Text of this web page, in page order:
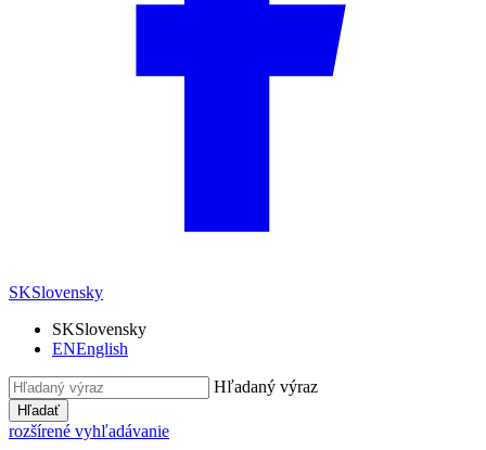
SKSlovensky
SKSlovensky
ENEnglish
Hľadaný výraz
Hľadať
rozšírené vyhľadávanie